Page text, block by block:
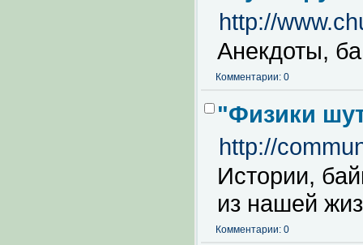
http://
Анекдоты,
Комментарии: 0
"Физики
http://
Истории,
из нашей
Комментарии: 0